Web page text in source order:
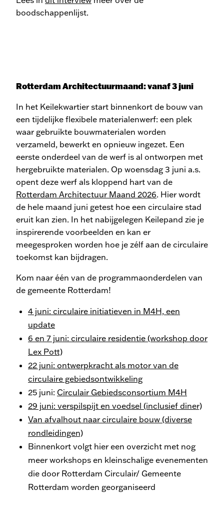
boodschappenlijst.
Rotterdam Architectuurmaand: vanaf 3 juni
In het Keilekwartier start binnenkort de bouw van
een tijdelijke flexibele materialenwerf: een plek
waar gebruikte bouwmaterialen worden
verzameld, bewerkt en opnieuw ingezet. Een
eerste onderdeel van de werf is al ontworpen met
hergebruikte materialen. Op woensdag 3 juni a.s.
opent deze werf als kloppend hart van de
Rotterdam Architectuur Maand 2026. Hier wordt
de hele maand juni getest hoe een circulaire stad
eruit kan zien. In het nabijgelegen Keilepand zie je
inspirerende voorbeelden en kan er
meegesproken worden hoe je zélf aan de circulaire
toekomst kan bijdragen.
Kom naar één van de programmaonderdelen van
de gemeente Rotterdam!
4 juni: circulaire initiatieven in M4H, een
update
6 en 7 juni: circulaire residentie (workshop door
Lex Pott)
22 juni: ontwerpkracht als motor van de
circulaire gebiedsontwikkeling
25 juni: Circulair Gebiedsconsortium M4H
29 juni: verspilspijt en voedsel (inclusief diner)
Van afvalhout naar circulaire bouw (diverse
rondleidingen)
Binnenkort volgt hier een overzicht met nog
meer workshops en kleinschalige evenementen
die door Rotterdam Circulair/ Gemeente
Rotterdam worden georganiseerd